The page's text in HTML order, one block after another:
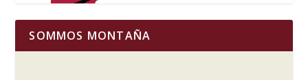
SOMMOS MONTAÑA